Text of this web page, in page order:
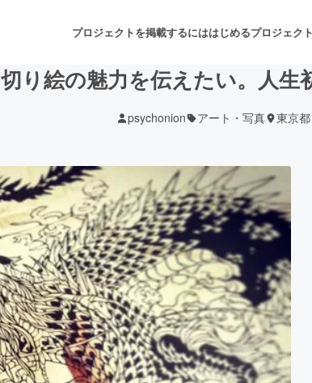
プロジェクトを掲載するにははじめるプロジェク
音楽 舞台・
ゲーム・サービス開発 フード・
書籍・雑誌出版 アニメ・
チャレンジ ビュー
切り絵の魅力を伝えたい。人生
psychonion アート・写真 東京都